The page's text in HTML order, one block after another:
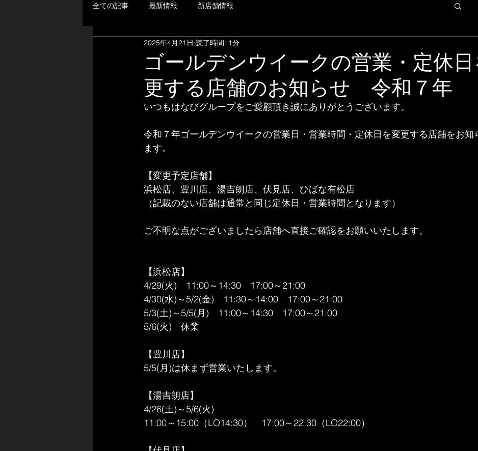
全ての記事 最新情報 新店舗情報
ゴールデンウイークの営業・定休
更する店舗のお知らせ 令和７年
2025年4月21日 読了時間: 1分
いつもはなびグループをご愛顧頂き誠にありがとうございます。
令和７年ゴールデンウイークの営業日・営業時間・定休日を変更する店舗をお知
ます。
【変更予定店舗】
浜松店、豊川店、湯吉朗店、伏見店、ひばな有松店
（記載のない店舗は通常と同じ定休日・営業時間となります）
ご不明な点がございましたら店舗へ直接ご確認をお願いいたします。
【浜松店】
4/29(火)　11:00～14:30　17:00～21:00
4/30(水)～5/2(金)　11:30～14:00　17:00～21:00
5/3(土)～5/5(月)　11:00～14:30　17:00～21:00
5/6(火)　休業
【豊川店】
5/5(月)は休まず営業いたします。
【湯吉朗店】
4/26(土)～5/6(火)
11:00～15:00（LO14:30）　17:00～22:30（LO22:00）